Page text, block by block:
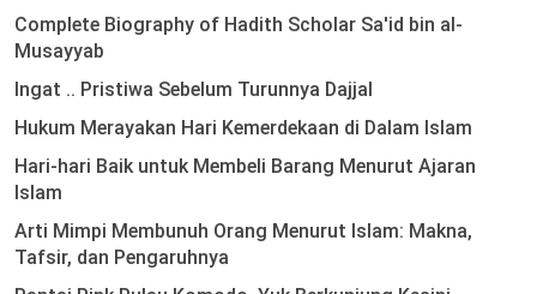
Complete Biography of Hadith Scholar Sa'id bin al-
Musayyab
Ingat .. Pristiwa Sebelum Turunnya Dajjal
Hukum Merayakan Hari Kemerdekaan di Dalam Islam
Hari-hari Baik untuk Membeli Barang Menurut Ajaran
Islam
Arti Mimpi Membunuh Orang Menurut Islam: Makna,
Tafsir, dan Pengaruhnya